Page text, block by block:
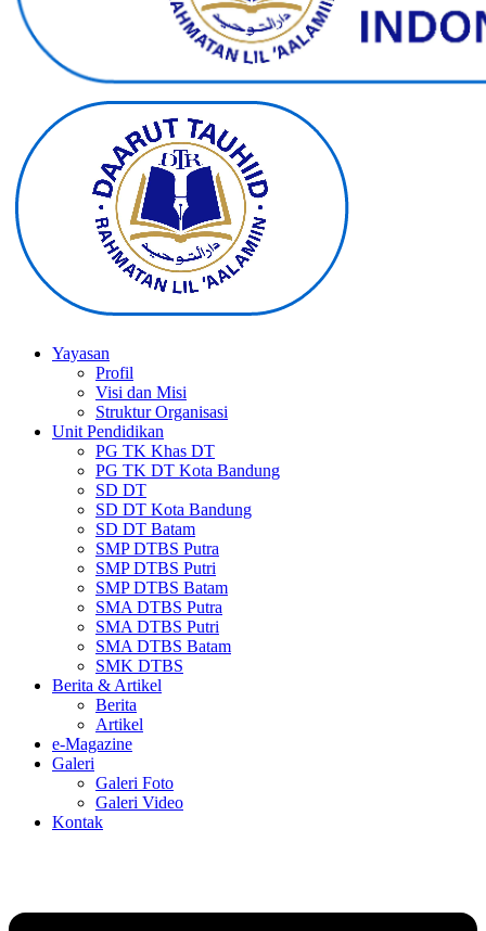
Yayasan
Profil
Visi dan Misi
Struktur Organisasi
Unit Pendidikan
PG TK Khas DT
PG TK DT Kota Bandung
SD DT
SD DT Kota Bandung
SD DT Batam
SMP DTBS Putra
SMP DTBS Putri
SMP DTBS Batam
SMA DTBS Putra
SMA DTBS Putri
SMA DTBS Batam
SMK DTBS
Berita & Artikel
Berita
Artikel
e-Magazine
Galeri
Galeri Foto
Galeri Video
Kontak